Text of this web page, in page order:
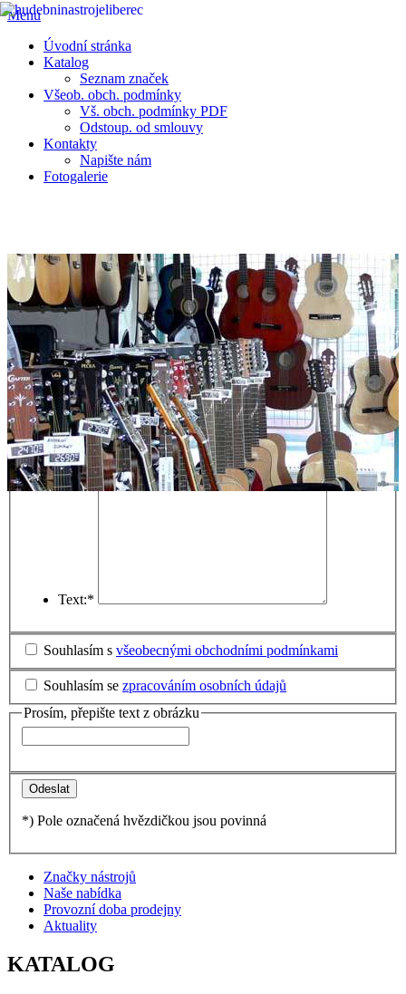
Menu
Úvodní stránka
Katalog
Seznam značek
Všeob. obch. podmínky
Vš. obch. podmínky PDF
Odstoup. od smlouvy
Kontakty
Napište nám
Fotogalerie
Napište nám –Mérida C10D
AKUSTICKÁ KYTARA
Kontaktní údaje
Jméno a příjmení:*
Telefon:*
e-mail:*
Text:*
Souhlasím s všeobecnými obchodními podmínkami
Souhlasím se zpracováním osobních údajů
Prosím, přepište text z obrázku
*) Pole označená hvězdičkou jsou povinná
Značky nástrojů
Naše nabídka
Provozní doba prodejny
Aktuality
KATALOG